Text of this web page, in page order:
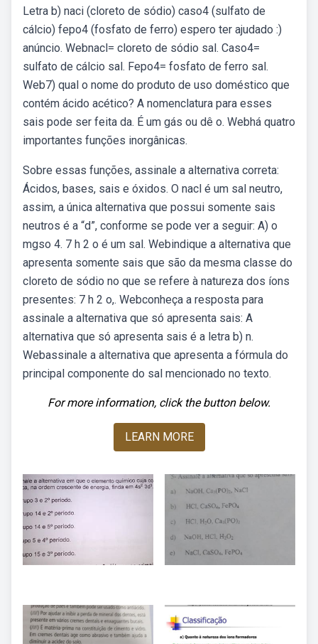
Letra b) naci (cloreto de sódio) caso4 (sulfato de
cálcio) fepo4 (fosfato de ferro) espero ter ajudado :)
anúncio. Webnacl= cloreto de sódio sal. Caso4=
sulfato de cálcio sal. Fepo4= fosfato de ferro sal.
Web7) qual o nome do produto de uso doméstico que
contém ácido acético? A nomenclatura para esses
sais pode ser feita da. É um gás ou dê o. Webhá quatro
importantes funções inorgânicas.
Sobre essas funções, assinale a alternativa correta:
Ácidos, bases, sais e óxidos. O nacl é um sal neutro,
assim, a única alternativa que possui somente sais
neutros é a “d”, conforme se pode ver a seguir: A) o
mgso 4. 7 h 2 o é um sal. Webindique a alternativa que
apresenta somente sais que são da mesma classe do
cloreto de sódio no que se refere à natureza dos íons
presentes: 7 h 2 o,. Webconheça a resposta para
assinale a alternativa que só apresenta sais: A
alternativa que só apresenta sais é a letra b) n.
Webassinale a alternativa que apresenta a fórmula do
principal componente do sal mencionado no texto.
For more information, click the button below.
LEARN MORE